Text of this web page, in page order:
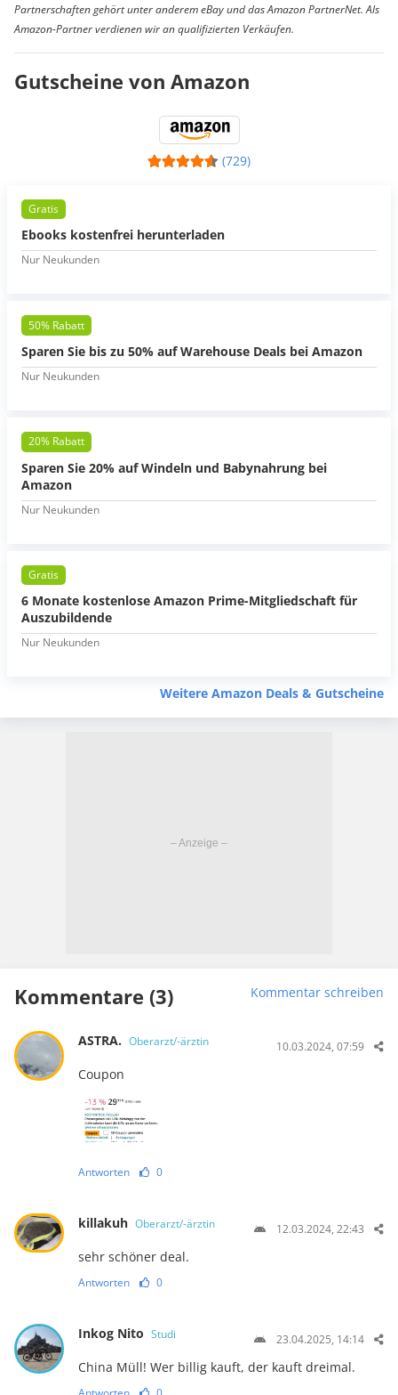
Partnerschaften gehört unter anderem eBay und das Amazon PartnerNet. Als
Amazon-Partner verdienen wir an qualifizierten Verkäufen.
Gutscheine von Amazon
(729)
Gratis
Ebooks kostenfrei herunterladen
Nur Neukunden
50% Rabatt
Sparen Sie bis zu 50% auf Warehouse Deals bei Amazon
Nur Neukunden
20% Rabatt
Sparen Sie 20% auf Windeln und Babynahrung bei
Amazon
Nur Neukunden
Gratis
6 Monate kostenlose Amazon Prime-Mitgliedschaft für
Auszubildende
Nur Neukunden
Weitere Amazon Deals & Gutscheine
Kommentare (3) Kommentar schreiben
ASTRA. Oberarzt/-ärztin 10.03.2024, 07:59
Coupon
Antworten 0
killakuh Oberarzt/-ärztin 12.03.2024, 22:43
sehr schöner deal.
Antworten 0
Inkog Nito Studi 23.04.2025, 14:14
China Müll! Wer billig kauft, der kauft dreimal.